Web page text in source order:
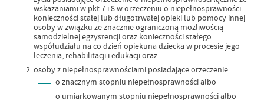
wskazaniami w pkt 7 i 8 w orzeczeniu o niepełnosprawności –
konieczności stałej lub długotrwałej opieki lub pomocy innej
osoby w związku ze znacznie ograniczoną możliwością
samodzielnej egzystencji oraz konieczności stałego
współudziału na co dzień opiekuna dziecka w procesie jego
leczenia, rehabilitacji i edukacji oraz
osoby z niepełnosprawnościami posiadające orzeczenie:
o znacznym stopniu niepełnosprawności albo
o umiarkowanym stopniu niepełnosprawności albo